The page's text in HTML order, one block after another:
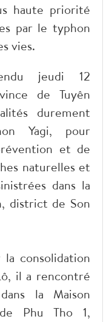
haute priorité
par le typhon
vies.
jeudi 12
de Tuyên
durement
Yagi, pour
et de
naturelles et
dans la
district de Son
consolidation
il a rencontré
la Maison
Phu Tho 1,